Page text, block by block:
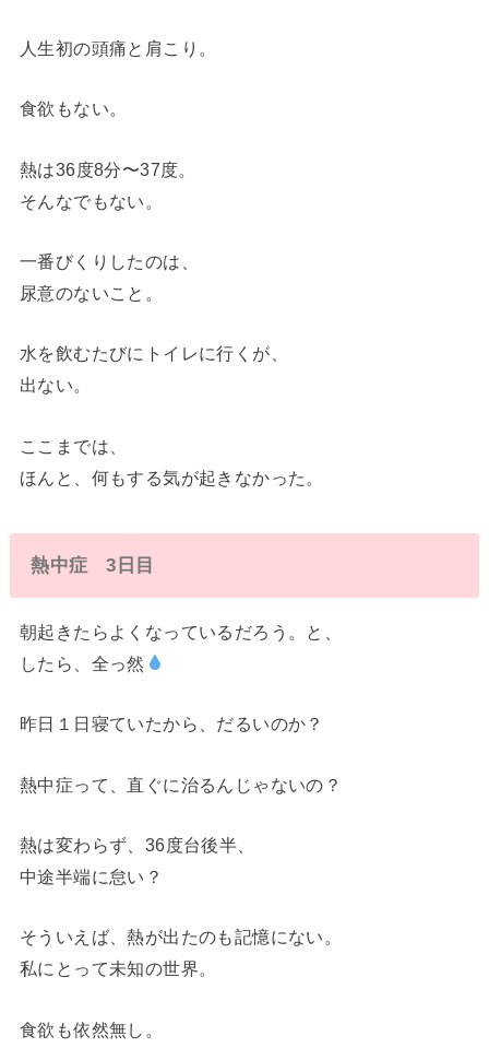
人生初の頭痛と肩こり。
食欲もない。
熱は36度8分〜37度。
そんなでもない。
一番びくりしたのは、
尿意のないこと。
水を飲むたびにトイレに行くが、
出ない。
ここまでは、
ほんと、何もする気が起きなかった。
熱中症 3日目
朝起きたらよくなっているだろう。と、
したら、全っ然
昨日１日寝ていたから、だるいのか？
熱中症って、直ぐに治るんじゃないの？
熱は変わらず、36度台後半、
中途半端に怠い？
そういえば、熱が出たのも記憶にない。
私にとって未知の世界。
食欲も依然無し。